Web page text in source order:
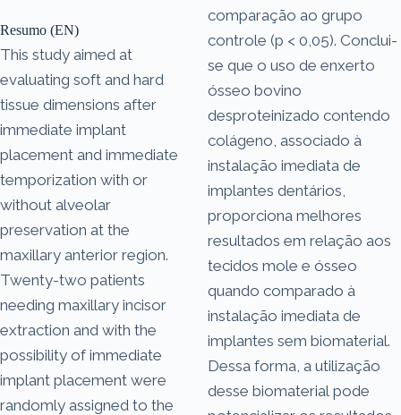
Resumo (EN)
This study aimed at
evaluating soft and hard
tissue dimensions after
immediate implant
placement and immediate
temporization with or
without alveolar
preservation at the
maxillary anterior region.
Twenty-two patients
needing maxillary incisor
extraction and with the
possibility of immediate
implant placement were
randomly assigned to the
comparação ao grupo
controle (p < 0,05). Conclui-
se que o uso de enxerto
ósseo bovino
desproteinizado contendo
colágeno, associado à
instalação imediata de
implantes dentários,
proporciona melhores
resultados em relação aos
tecidos mole e ósseo
quando comparado à
instalação imediata de
implantes sem biomaterial.
Dessa forma, a utilização
desse biomaterial pode